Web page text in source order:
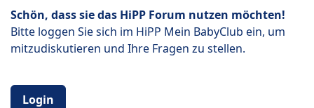
Schön, dass sie das HiPP Forum nutzen möchten!
Bitte loggen Sie sich im HiPP Mein BabyClub ein, um
mitzudiskutieren und Ihre Fragen zu stellen.
Login